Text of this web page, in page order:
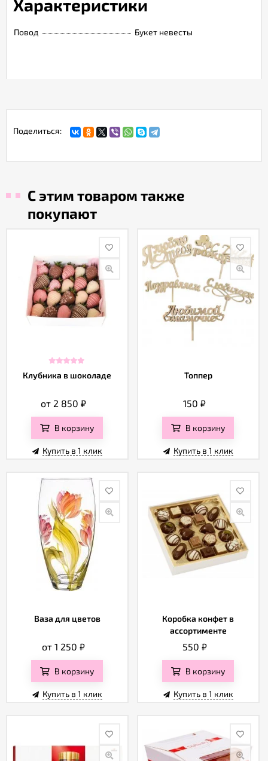
Характеристики
Повод Букет невесты
Поделиться:
С этим товаром также
покупают
Клубника в шоколаде
от 2 850₽
В корзину
Купить в 1 клик
Топпер
150₽
В корзину
Купить в 1 клик
Ваза для цветов
от 1 250₽
В корзину
Купить в 1 клик
Коробка конфет в
ассортименте
550 ₽
В корзину
Купить в 1 клик